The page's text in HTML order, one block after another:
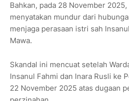
Bahkan, pada 28 November
menyatakan mundur dari
menjaga perasaan istri sah
Mawa.
Skandal ini mencuat setelah
Insanul Fahmi dan Inara Rusli ke
22 November 2025 atas dugaan